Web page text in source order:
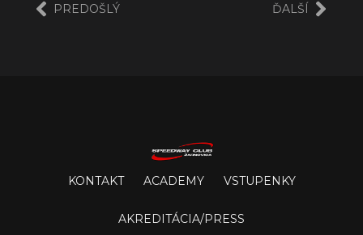
PREDOŠLÝ ĎALŠÍ
KONTAKT ACADEMY VSTUPENKY
AKREDITÁCIA/PRESS